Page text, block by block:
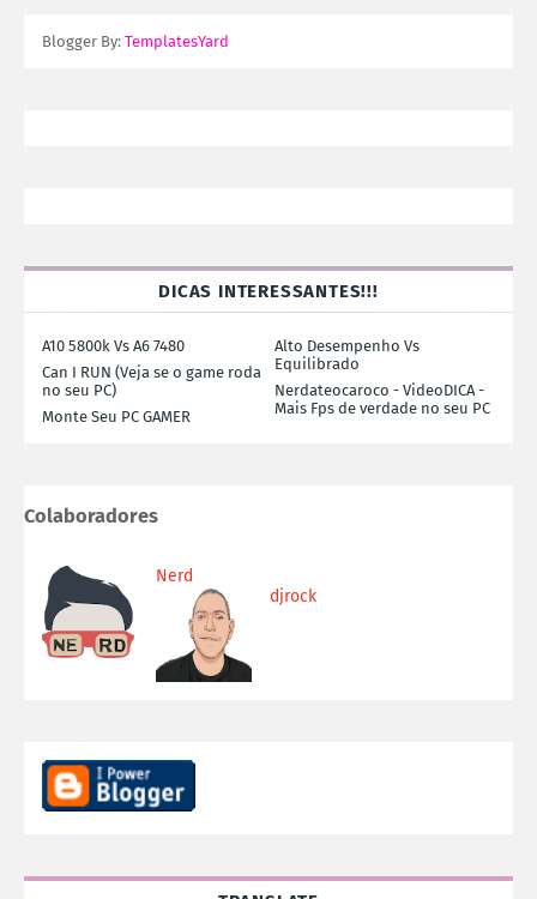
Blogger By: TemplatesYard
DICAS INTERESSANTES!!!
A10 5800k Vs A6 7480
Alto Desempenho Vs
Equilibrado
Can I RUN (Veja se o game roda
no seu PC)
Nerdateocaroco - VideoDICA -
Mais Fps de verdade no seu PC
Monte Seu PC GAMER
Colaboradores
Nerd
djrock